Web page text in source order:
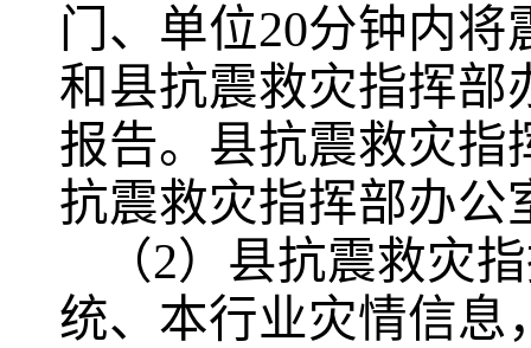
门、单位20分钟内
和县抗震救灾指挥部
报告。县抗震救灾指
抗震救灾指挥部办公
（2）县抗震救灾
统、本行业灾情信息